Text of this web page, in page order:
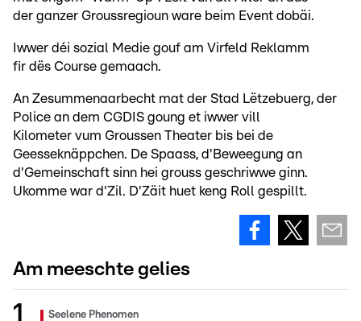
der ganzer Groussregioun ware beim Event dobäi.
Iwwer déi sozial Medie gouf am Virfeld Reklamm
fir dës Course gemaach.
An Zesummenaarbecht mat der Stad Lëtzebuerg, der
Police an dem CGDIS goung et iwwer vill
Kilometer vum Groussen Theater bis bei de
Geesseknäppchen. De Spaass, d'Beweegung an
d'Gemeinschaft sinn hei grouss geschriwwe ginn.
Ukomme war d'Zil. D'Zäit huet keng Roll gespillt.
Am meeschte gelies
Seelene Phenomen